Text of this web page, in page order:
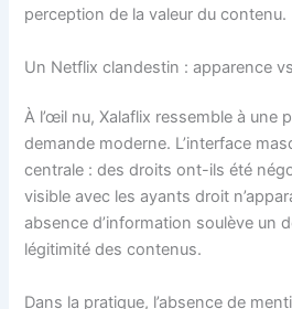
perception de la valeur du contenu.
Un Netflix clandestin : apparence
À l’œil nu, Xalaflix ressemble à une
demande moderne. L’interface
centrale : des droits ont-ils été
visible avec les ayants droit
absence d’information soulève un
légitimité des contenus.
Dans la pratique, l’absence de